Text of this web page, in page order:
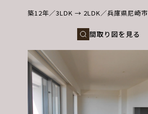
築12年 3LDK → 2LDK 兵庫県尼崎市
間取り図を見る